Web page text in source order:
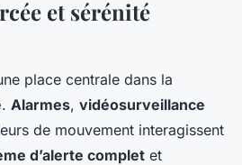
et sérénité
place centrale dans la
. Alarmes, vidéosurveillance
de mouvement interagissent
d’alerte complet et